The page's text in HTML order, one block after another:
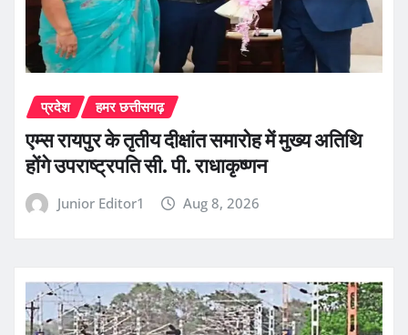
प्रदेश हमर छत्तीसगढ़
एम्स रायपुर के तृतीय दीक्षांत समारोह में मुख्य अतिथि
होंगे उपराष्ट्रपति सी. पी. राधाकृष्णन
Junior Editor1 Aug 8, 2026